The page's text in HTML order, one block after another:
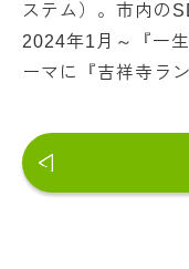
ステム）。市内の
2024年1月～『一
ーマに『吉祥寺ラ